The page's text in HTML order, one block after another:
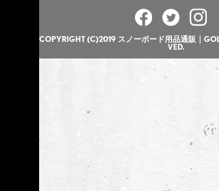
COPYRIGHT (C)2019 スノーボード用品通販｜
VED.